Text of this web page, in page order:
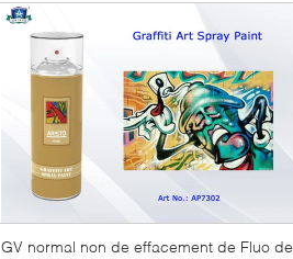
GV normal non de effacement de Fluo de